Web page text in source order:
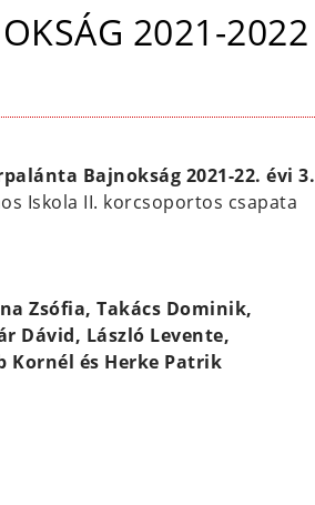
2021-2022
Bajnokság 2021-22. évi 3.
Iskola II. korcsoportos csapata
Zsófia, Takács Dominik,
Dávid, László Levente,
Kornél és Herke Patrik